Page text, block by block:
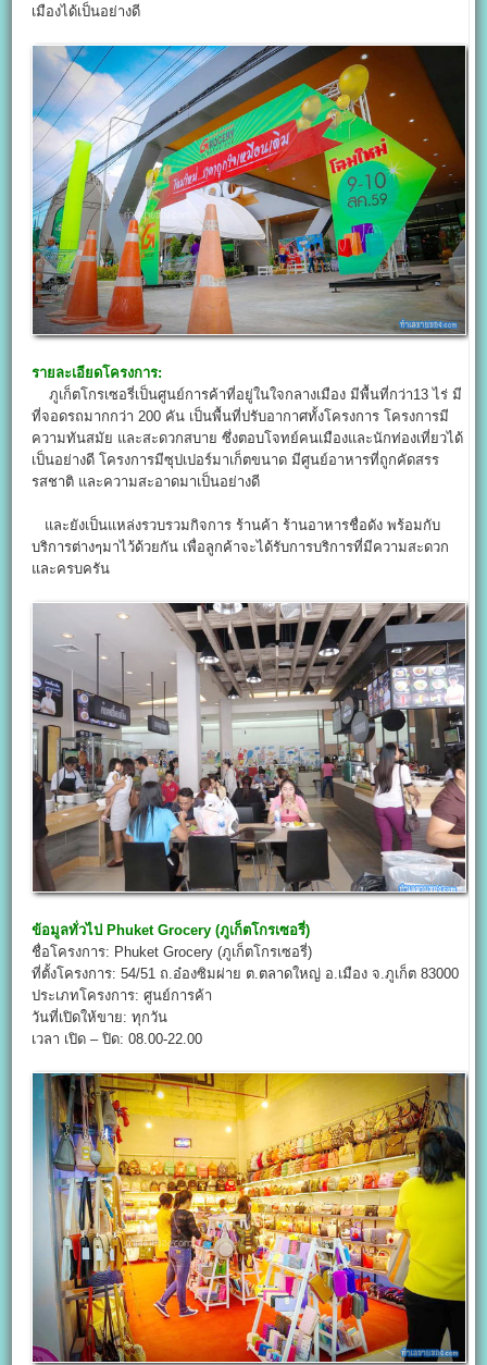
เมืองได้เป็นอย่างดี
รายละเอียดโครงการ:
ภูเก็ตโกรเซอรี่เป็นศูนย์การค้าที่อยู่ในใจกลางเมือง มีพื้นที่กว่า13 ไร่ มี
ที่จอดรถมากกว่า 200 คัน เป็นพื้นที่ปรับอากาศทั้งโครงการ โครงการมี
ความทันสมัย และสะดวกสบาย ซึ่งตอบโจทย์คนเมืองและนักท่องเที่ยวได้
เป็นอย่างดี โครงการมีซุปเปอร์มาเก็ตขนาด มีศูนย์อาหารที่ถูกคัดสรร
รสชาติ และความสะอาดมาเป็นอย่างดี
และยังเป็นแหล่งรวบรวมกิจการ ร้านค้า ร้านอาหารชื่อดัง พร้อมกับ
บริการต่างๆมาไว้ด้วยกัน เพื่อลูกค้าจะได้รับการบริการที่มีความสะดวก
และครบครัน
ข้อมูลทั่วไป Phuket Grocery (ภูเก็ตโกรเซอรี่)
ชื่อโครงการ: Phuket Grocery (ภูเก็ตโกรเซอรี่)
ที่ตั้งโครงการ: 54/51 ถ.อ๋องซิมผ่าย ต.ตลาดใหญ่ อ.เมือง จ.ภูเก็ต 83000
ประเภทโครงการ: ศูนย์การค้า
วันที่เปิดให้ขาย: ทุกวัน
เวลา เปิด – ปิด: 08.00-22.00